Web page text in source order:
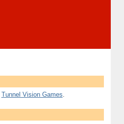
Tunnel Vision Games